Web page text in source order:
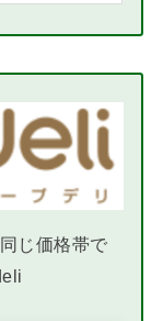
じ価格帯で